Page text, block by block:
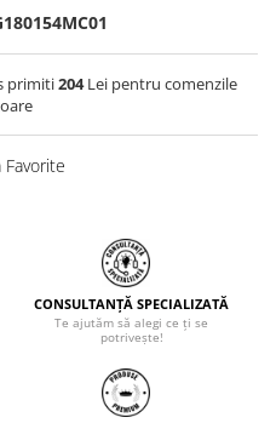
primiti204Lei pentru comenzile
Favorite
CONSULTANȚĂ SPECIALIZATĂ
Te ajutăm să alegi ce ți se
potrivește!